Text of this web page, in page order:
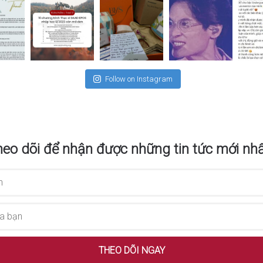
Follow on Instagram
dõi để nhận được những tin tức mới